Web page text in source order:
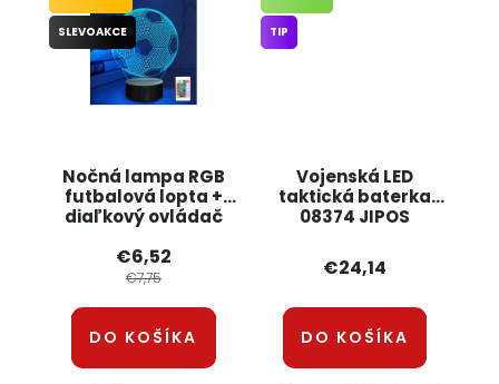
Nočná lampa RGB
futbalová lopta +
diaľkový ovládač
SLEVOAKCE
€6,52
€7,75
DO KOŠÍKA
Vojenská LED
taktická baterka
08374 JIPOS
TIP
€24,14
DO KOŠÍKA